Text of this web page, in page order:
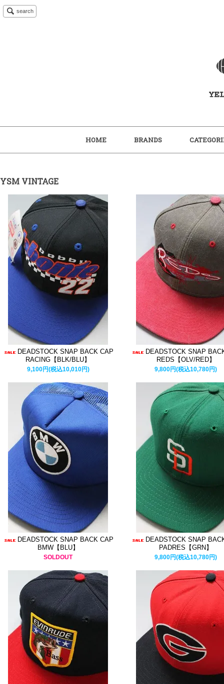
search
HOME BRANDS
YSM VINTAGE
DEADSTOCK SNAP BACK CAP
RACING【BLK/BLU】
9,100円(税込10,010円)
DEADSTOCK SNAP
REDS【OLV/RED】
9,800円(税込10,780円)
DEADSTOCK SNAP BACK CAP
BMW【BLU】
SOLDOUT
DEADSTOCK SNAP
PADRES【GRN】
9,800円(税込10,780円)